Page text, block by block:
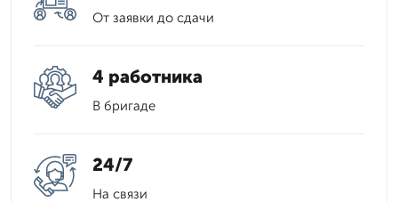
От заявки до сдачи
4 работника
В бригаде
24/7
На связи